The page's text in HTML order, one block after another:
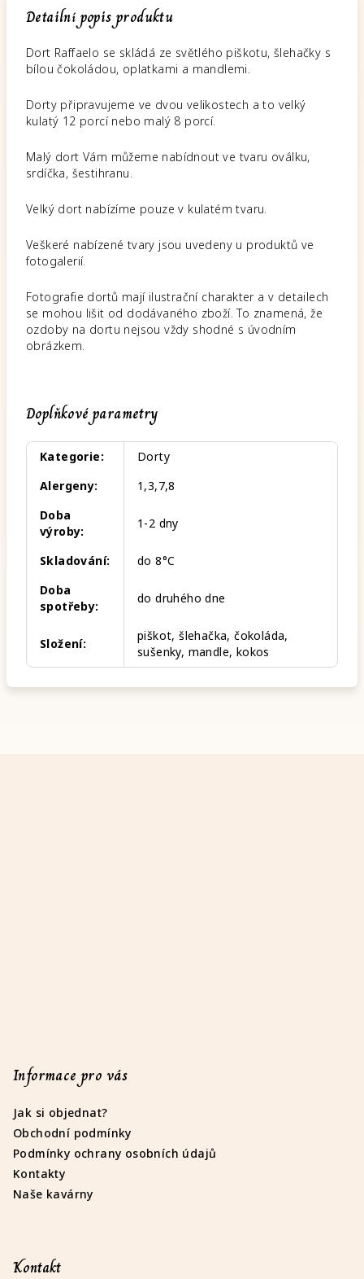
Detailní popis produktu
Dort Raffaelo se skládá ze světlého piškotu, šlehačky s
bílou čokoládou, oplatkami a mandlemi.
Dorty připravujeme ve dvou velikostech a to velký
kulatý 12 porcí nebo malý 8 porcí.
Malý dort Vám můžeme nabídnout ve tvaru oválku,
srdíčka, šestihranu.
Velký dort nabízíme pouze v kulatém tvaru.
Veškeré nabízené tvary jsou uvedeny u produktů ve
fotogalerií.
Fotografie dortů mají ilustrační charakter a v detailech
se mohou lišit od dodávaného zboží. To znamená, že
ozdoby na dortu nejsou vždy shodné s úvodním
obrázkem.
Doplňkové parametry
Kategorie:
Dorty
Alergeny:
1,3,7,8
Doba
výroby:
1-2 dny
Skladování:
do 8°C
Doba
spotřeby:
do druhého dne
Složení:
piškot, šlehačka, čokoláda,
sušenky, mandle, kokos
Informace pro vás
Jak si objednat?
Obchodní podmínky
Podmínky ochrany osobních údajů
Kontakty
Naše kavárny
Kontakt